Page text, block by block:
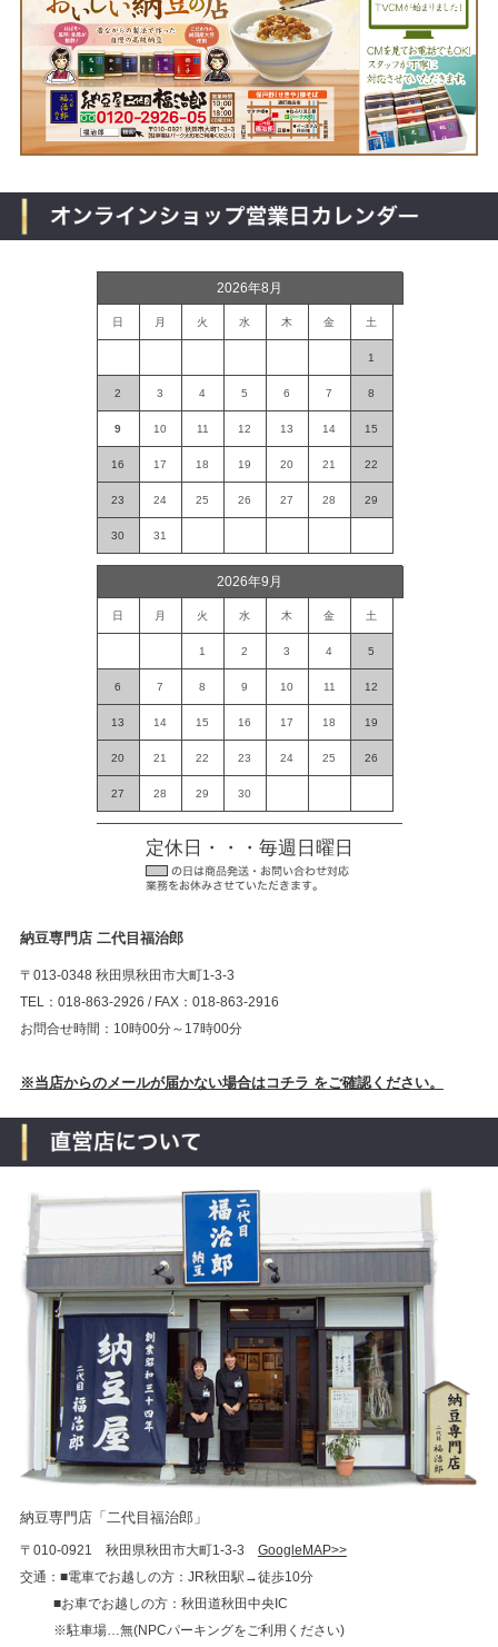
2026年8月
日 月 火 水 木 金 土
1
2 3 4 5 6 7 8
9 10 11 12 13 14 15
16 17 18 19 20 21 22
23 24 25 26 27 28 29
30 31
2026年9月
日 月 火 水 木 金 土
1 2 3 4 5
6 7 8 9 10 11 12
13 14 15 16 17 18 19
20 21 22 23 24 25 26
27 28 29 30
定休日・・・毎週日曜日
納豆専門店 二代目福治郎
〒013-0348 秋田県秋田市大町1-3-3
TEL：018-863-2926 / FAX：018-863-2916
お問合せ時間：10時00分～17時00分
※当店からのメールが届かない場合はコチラ をご確認ください。
納豆専門店「二代目福治郎」
〒010-0921 秋田県秋田市大町1-3-3 GoogleMAP>>
交通：■電車でお越しの方：JR秋田駅→徒歩10分
■お車でお越しの方：秋田道秋田中央IC
※駐車場…無(NPCパーキングをご利用ください)